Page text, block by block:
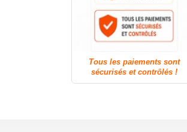
Tous les paiements sont
sécurisés et contrôlés !